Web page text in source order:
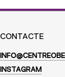
CONTACTE
INSTAGRAM